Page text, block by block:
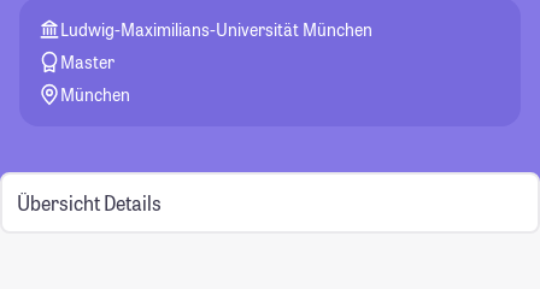
Ludwig-Maximilians-Universität München
Master
München
Übersicht Details